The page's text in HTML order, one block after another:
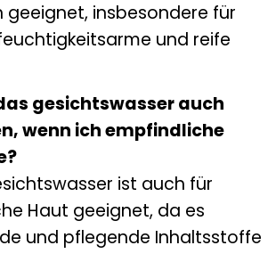
geeignet, insbesondere für
und reife
gesichtswasser auch
wenn ich empfindliche
ist auch für
Haut geeignet, da es
und pflegende Inhaltsstoffe